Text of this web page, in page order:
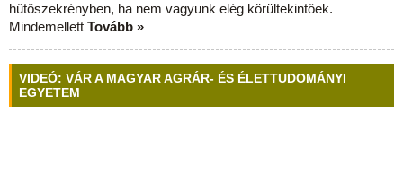
hűtőszekrényben, ha nem vagyunk elég körültekintőek.
Mindemellett Tovább »
VIDEÓ: VÁR A MAGYAR AGRÁR- ÉS ÉLETTUDOMÁNYI
EGYETEM